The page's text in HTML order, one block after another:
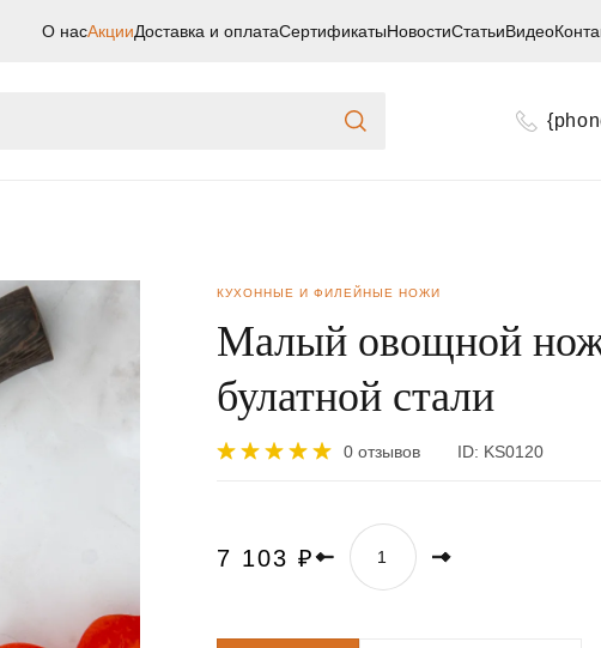
О насАкцииДоставка и оплатаСертификатыНовостиСтатьиВидео
КУХОННЫЕ И ФИЛЕЙНЫЕ НОЖИ
Малый овощной
булатной стали
0 отзывов ID: KS0120
7 103 ₽